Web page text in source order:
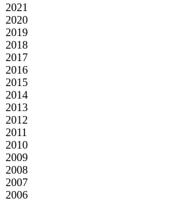
2021
2020
2019
2018
2017
2016
2015
2014
2013
2012
2011
2010
2009
2008
2007
2006